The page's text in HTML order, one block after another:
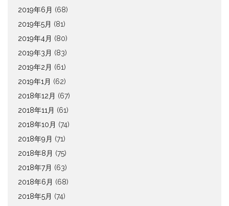
2019年6月 (68)
2019年5月 (81)
2019年4月 (80)
2019年3月 (83)
2019年2月 (61)
2019年1月 (62)
2018年12月 (67)
2018年11月 (61)
2018年10月 (74)
2018年9月 (71)
2018年8月 (75)
2018年7月 (63)
2018年6月 (68)
2018年5月 (74)